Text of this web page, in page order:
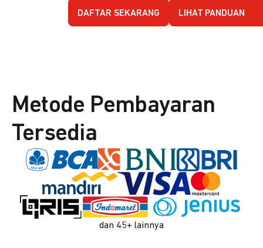
DAFTAR SEKARANG LIHAT PANDUAN
Metode Pembayaran
Tersedia
dan 45+ lainnya